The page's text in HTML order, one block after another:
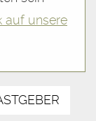
auf unsere